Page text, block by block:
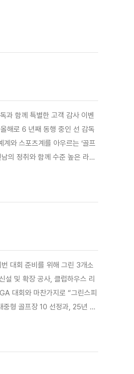
과 함께 특별한 고객 감사 이벤
해로 6 년째 동행 중인 선 감독
와 스포츠계를 아우르는 ‘골프
의 정취와 함께 수준 높은 라운
및 확장 공사, 클럽하우스 리